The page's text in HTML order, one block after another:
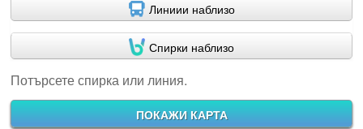
Линиии наблизо
Спирки наблизо
Потърсете спирка или линия.
ПОКАЖИ КАРТА